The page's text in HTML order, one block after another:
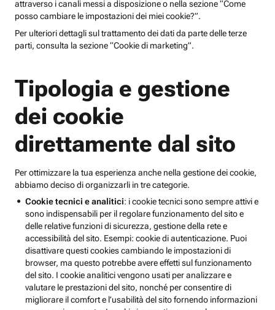
attraverso i canali messi a disposizione o nella sezione “Come
posso cambiare le impostazioni dei miei cookie?”.
Per ulteriori dettagli sul trattamento dei dati da parte delle terze
parti, consulta la sezione “Cookie di marketing”.
Tipologia e gestione
dei cookie
direttamente dal sito
Per ottimizzare la tua esperienza anche nella gestione dei cookie,
abbiamo deciso di organizzarli in tre categorie.
Cookie tecnici e analitici: i cookie tecnici sono sempre attivi e
sono indispensabili per il regolare funzionamento del sito e
delle relative funzioni di sicurezza, gestione della rete e
accessibilità del sito. Esempi: cookie di autenticazione. Puoi
disattivare questi cookies cambiando le impostazioni di
browser, ma questo potrebbe avere effetti sul funzionamento
del sito. I cookie analitici vengono usati per analizzare e
valutare le prestazioni del sito, nonché per consentire di
migliorare il comfort e l’usabilità del sito fornendo informazioni